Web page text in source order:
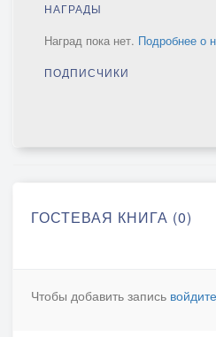
НАГРАДЫ
Наград пока нет. Подробнее о
ПОДПИСЧИКИ
ГОСТЕВАЯ КНИГА (0)
Чтобы добавить запись